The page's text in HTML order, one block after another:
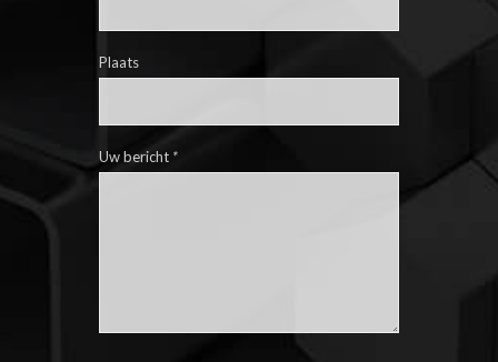
Plaats
Uw bericht *